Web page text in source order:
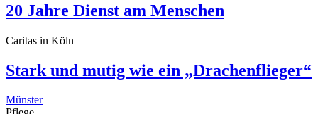
20 Jahre Dienst am Menschen
Caritas in Köln
Stark und mutig wie ein „Drachenflieger“
Münster